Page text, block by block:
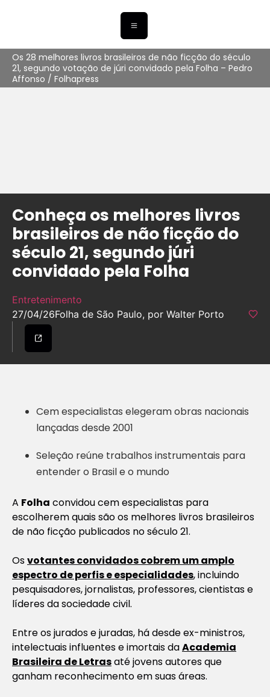
Os 28 melhores livros brasileiros de não ficção do século
21, segundo votação de júri convidado pela Folha – Pedro
Affonso / Folhapress
Conheça os melhores livros
brasileiros de não ficção do
século 21, segundo júri
convidado pela Folha
Entretenimento
27/04/26Folha de São Paulo, por Walter Porto
Cem especialistas elegeram obras nacionais
lançadas desde 2001
Seleção reúne trabalhos instrumentais para
entender o Brasil e o mundo
A Folha convidou cem especialistas para
escolherem quais são os melhores livros brasileiros
de não ficção publicados no século 21.
Osvotantes convidados cobrem um amplo
espectro de perfis e especialidades, incluindo
pesquisadores, jornalistas, professores, cientistas e
líderes da sociedade civil.
Entre os jurados e juradas, há desde ex-ministros,
intelectuais influentes e imortais daAcademia
Brasileira de Letrasaté jovens autores que
ganham reconhecimento em suas áreas.